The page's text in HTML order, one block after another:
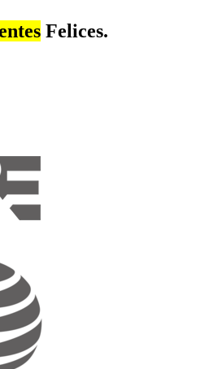
Felices.